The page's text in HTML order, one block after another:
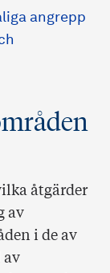
angrepp
åtgärder
av
i de av
av